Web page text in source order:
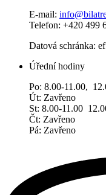
E-mail:
Telefon: +420 499
Datová schránka:
Úřední hodiny
Po: 8.00-11.00,
Út: Zavřeno
St: 8.00-11.00
Čt: Zavřeno
Pá: Zavřeno